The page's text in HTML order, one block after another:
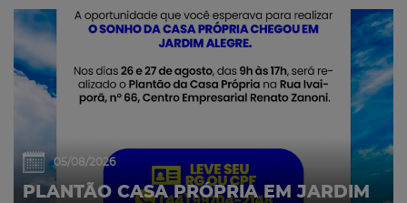
05/08/2026
PLANTÃO CASA PRÓPRIA EM JARDIM